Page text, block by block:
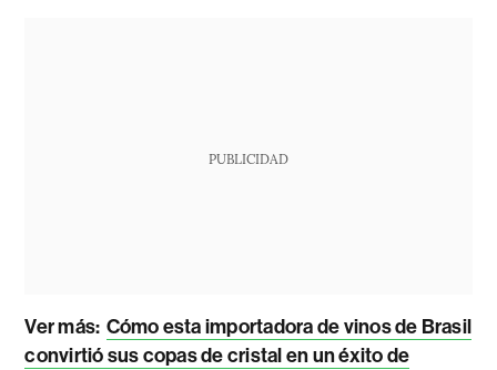
PUBLICIDAD
Ver más: Cómo esta importadora de vinos de Brasil
convirtió sus copas de cristal en un éxito de